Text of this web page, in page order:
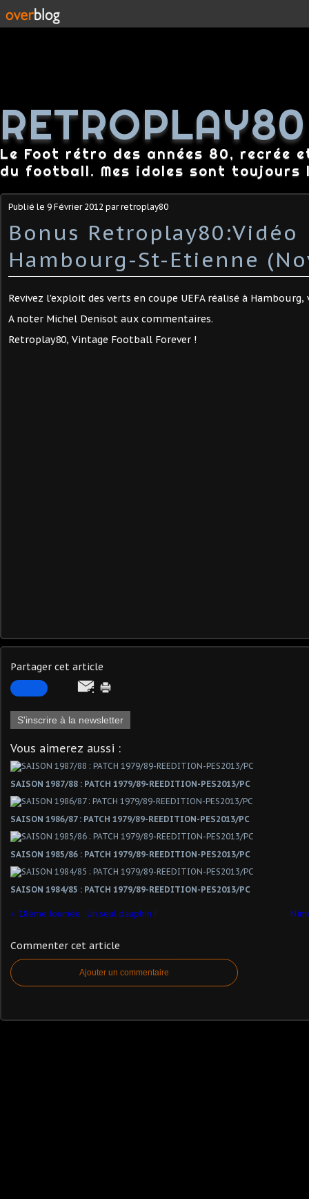
RETROPLAY80
Le Foot rétro des années 80, recrée
du football. Mes idoles sont toujours
Publié le 9 Février 2012 par retroplay80
Bonus Retroplay80:Vidéo
Hambourg-St-Etienne
Revivez l'exploit des verts en coupe UEFA réalisé à
A noter Michel Denisot aux commentaires.
Retroplay80, Vintage Football Forever !
Partager cet article
S'inscrire à la newsletter
Vous aimerez aussi :
SAISON 1987/88 : PATCH 1979/89-REEDITION-PES2013/PC
SAISON 1986/87 : PATCH 1979/89-REEDITION-PES2013/PC
SAISON 1985/86 : PATCH 1979/89-REEDITION-PES2013/PC
SAISON 1984/85 : PATCH 1979/89-REEDITION-PES2013/PC
18ème Journée : Un seul dauphin !
Commenter cet article
Ajouter un commentaire